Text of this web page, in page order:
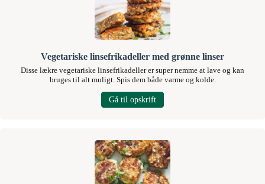
Vegetariske linsefrikadeller med grønne linser
Disse lækre vegetariske linsefrikadeller er super nemme at lave og kan
bruges til alt muligt. Spis dem både varme og kolde.
Gå til opskrift